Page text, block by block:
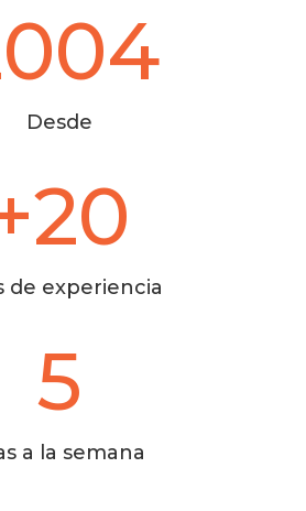
Desde
de experiencia
5
a la semana